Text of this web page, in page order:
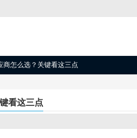
商怎么选？关键看这三点
看这三点